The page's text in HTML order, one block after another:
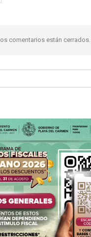
comentarios están cerrados.